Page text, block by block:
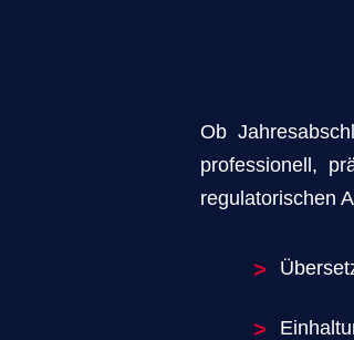
Ob
professionell,
regulatorischen
>
>